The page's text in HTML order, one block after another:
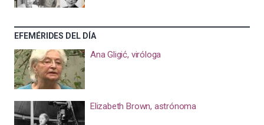
EFEMÉRIDES DEL DÍA
Ana Gligić, viróloga
Elizabeth Brown, astrónoma